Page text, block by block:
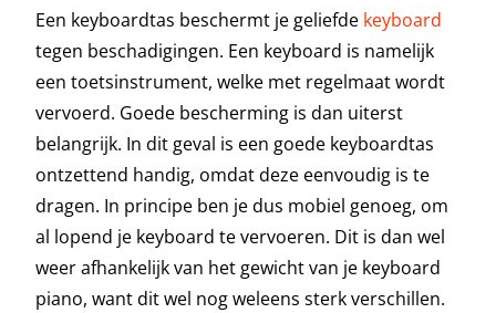
Een keyboardtas beschermt je geliefde keyboard
tegen beschadigingen. Een keyboard is namelijk
een toetsinstrument, welke met regelmaat wordt
vervoerd. Goede bescherming is dan uiterst
belangrijk. In dit geval is een goede keyboardtas
ontzettend handig, omdat deze eenvoudig is te
dragen. In principe ben je dus mobiel genoeg, om
al lopend je keyboard te vervoeren. Dit is dan wel
weer afhankelijk van het gewicht van je keyboard
piano, want dit wel nog weleens sterk verschillen.